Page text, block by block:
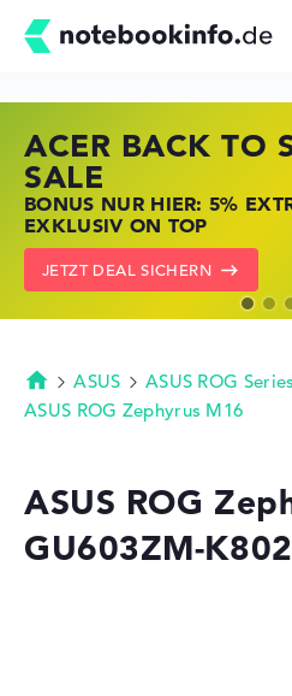
Technik &
ACER BACK TO
SALE
BONUS NUR HIER: 5%
EXKLUSIV ON TOP
JETZT DEAL SICHERN
HP STORE SSV
JETZT ZUGREIFEN:
KRÄFTIG REDUZIERT
ZU DEN HP ANGEBOTEN
LENOVO
NOTEBOOKS BEI LENOVO
KRÄFTIG REDUZIERT
LENOVO DEALS ZEIGEN
Startseite
ASUS
ASUS ROG Series
ASUS ROG Zephyrus M16
ASUS ROG
GU603ZM-